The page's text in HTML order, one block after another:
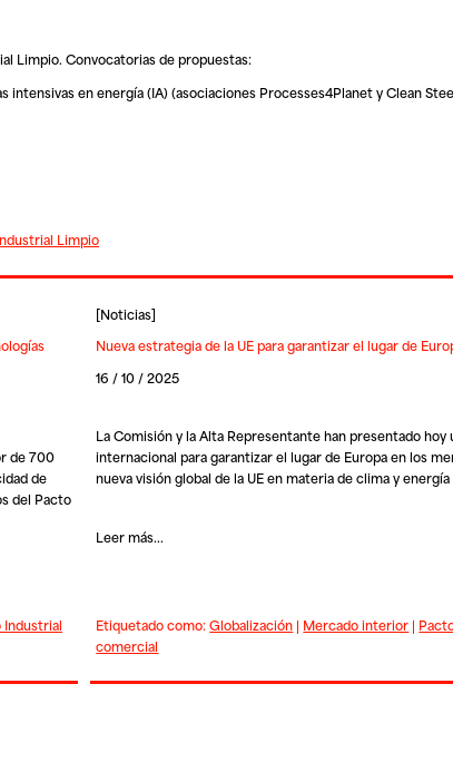
Limpio. Convocatorias de propuestas:
en energía (IA) (asociaciones Processes4Planet y Clean
Limpio
de 700
de
del Pacto
Industrial
[Noticias]
Nueva estrategia de la UE para garantizar el lugar de
16 / 10 / 2025
La Comisión y la Alta Representante han presentado hoy
internacional para garantizar el lugar de Europa en los
nueva visión global de la UE en materia de clima y
Leer más...
Etiquetado como:Globalización | Mercado interior |
comercial